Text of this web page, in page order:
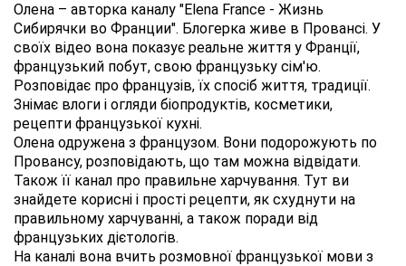
Олена – авторка каналу "Elena France - Жизнь
Сибирячки во Франции". Блогерка живе в Провансі. У
своїх відео вона показує реальне життя у Франції,
французький побут, свою французьку сім'ю.
Розповідає про французів, їх спосіб життя, традиції.
Знімає влоги і огляди біопродуктів, косметики,
рецепти французької кухні.
Олена одружена з французом. Вони подорожують по
Провансу, розповідають, що там можна відвідати.
Також її канал про правильне харчування. Тут ви
знайдете корисні і прості рецепти, як схуднути на
правильному харчуванні, а також поради від
французьких дієтологів.
На каналі вона вчить розмовної французької мови з